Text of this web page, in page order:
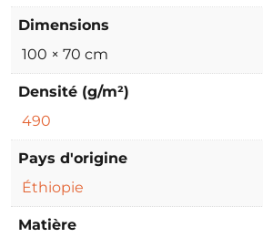
Dimensions
100 × 70 cm
Densité (g/m²)
490
Pays d'origine
Éthiopie
Matière